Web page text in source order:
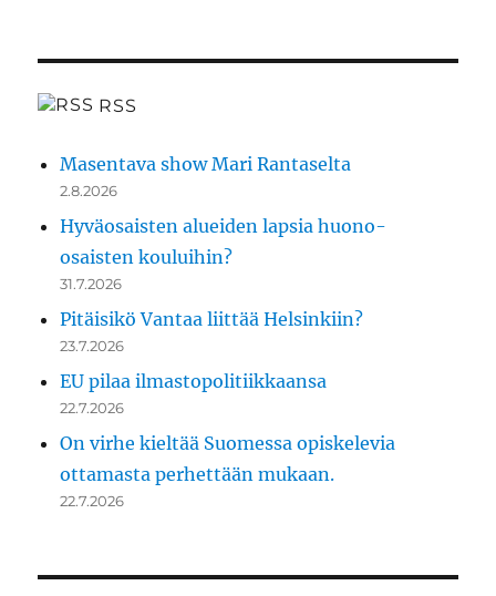
RSS
Masentava show Mari Rantaselta
2.8.2026
Hyväosaisten alueiden lapsia huono-
osaisten kouluihin?
31.7.2026
Pitäisikö Vantaa liittää Helsinkiin?
23.7.2026
EU pilaa ilmastopolitiikkaansa
22.7.2026
On virhe kieltää Suomessa opiskelevia
ottamasta perhettään mukaan.
22.7.2026